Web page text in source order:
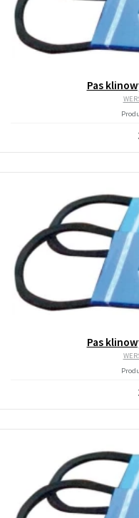
Pas
Pas